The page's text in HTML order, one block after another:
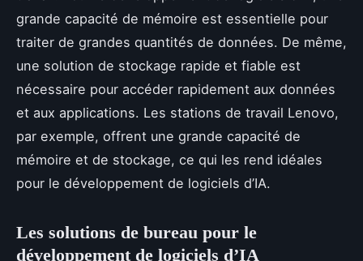
grande capacité de mémoire est essentielle pour
traiter de grandes quantités de données. De même,
une solution de stockage rapide et fiable est
nécessaire pour accéder rapidement aux données
et aux applications. Les stations de travail Lenovo,
par exemple, offrent une grande capacité de
mémoire et de stockage, ce qui les rend idéales
pour le développement de logiciels d’IA.
Les solutions de bureau pour le
développement de logiciels d’IA